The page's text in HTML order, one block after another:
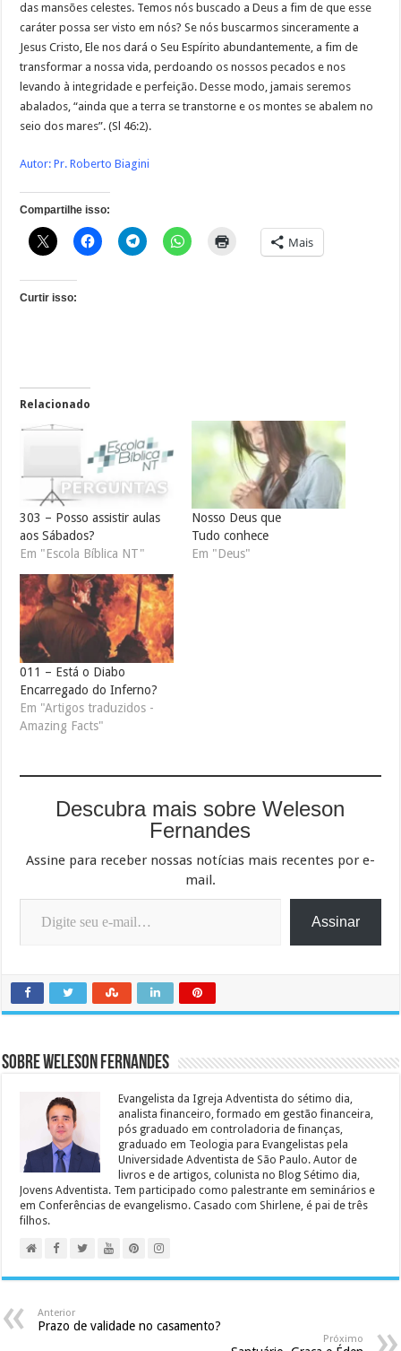
das mansões celestes. Temos nós buscado a Deus a fim de que esse
caráter possa ser visto em nós? Se nós buscarmos sinceramente a
Jesus Cristo, Ele nos dará o Seu Espírito abundantemente, a fim de
transformar a nossa vida, perdoando os nossos pecados e nos
levando à integridade e perfeição. Desse modo, jamais seremos
abalados, “ainda que a terra se transtorne e os montes se abalem no
seio dos mares”. (Sl 46:2).
Autor: Pr. Roberto Biagini
Compartilhe isso:
Mais
Curtir isso:
Relacionado
303 – Posso assistir aulas
aos Sábados?
Em "Escola Bíblica NT"
Nosso Deus que
Tudo conhece
Em "Deus"
011 – Está o Diabo
Encarregado do Inferno?
Em "Artigos traduzidos -
Amazing Facts"
Descubra mais sobre Weleson
Fernandes
Assine para receber nossas notícias mais recentes por e-
mail.
Digite seu e-mail…
Assinar
Sobre Weleson Fernandes
Evangelista da Igreja Adventista do sétimo dia,
analista financeiro, formado em gestão financeira,
pós graduado em controladoria de finanças,
graduado em Teologia para Evangelistas pela
Universidade Adventista de São Paulo. Autor de
livros e de artigos, colunista no Blog Sétimo dia,
Jovens Adventista. Tem participado como palestrante em seminários e
em Conferências de evangelismo. Casado com Shirlene, é pai de três
filhos.
Anterior
Prazo de validade no casamento?
Próximo